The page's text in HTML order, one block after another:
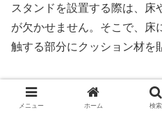
スタンドを設置する際は、床
が欠かせません。そこで、床
触する部分にクッション材を
さらに、安定感のあるスタン
があります。すなわち「安定
メニュー ホーム 検索